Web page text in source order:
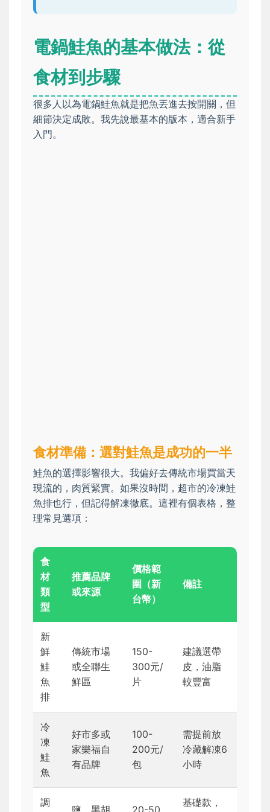
電鍋鮭魚的基本做法：從
食材到步驟
很多人以為電鍋鮭魚就是把魚丟進去按開關，但
細節決定成敗。我先說最基本的版本，適合新手
入門。
食材準備：選對鮭魚是成功的一半
鮭魚的選擇影響很大。我偏好去傳統市場買當天
現流的，肉質緊實。如果沒時間，超市的冷凍鮭
魚排也行，但記得解凍徹底。這裡有個表格，整
理常見選項：
食
材
類
型
推薦品牌
或來源
價格範
圍（新
台幣）
備註
新
鮮
鮭
魚
排
傳統市場
或全聯生
鮮區
150-
300元/
片
建議選帶
皮，油脂
較豐富
冷
凍
鮭
魚
好市多或
家樂福自
有品牌
100-
200元/
包
需提前放
冷藏解凍6
小時
調
鹽、黑胡 20-50
基礎款，